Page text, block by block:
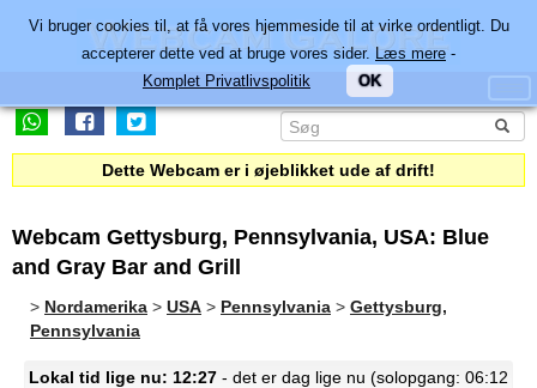
Dette Webcam er i øjeblikket ude af drift!
Webcam Gettysburg, Pennsylvania, USA: Blue
and Gray Bar and Grill
> Nordamerika > USA > Pennsylvania > Gettysburg,
Pennsylvania
Lokal tid lige nu: 12:27 - det er dag lige nu (solopgang: 06:12
Vi bruger cookies til, at få vores hjemmeside til at virke ordentligt. Du
accepterer dette ved at bruge vores sider. Læs mere -
Komplet Privatlivspolitik
OK